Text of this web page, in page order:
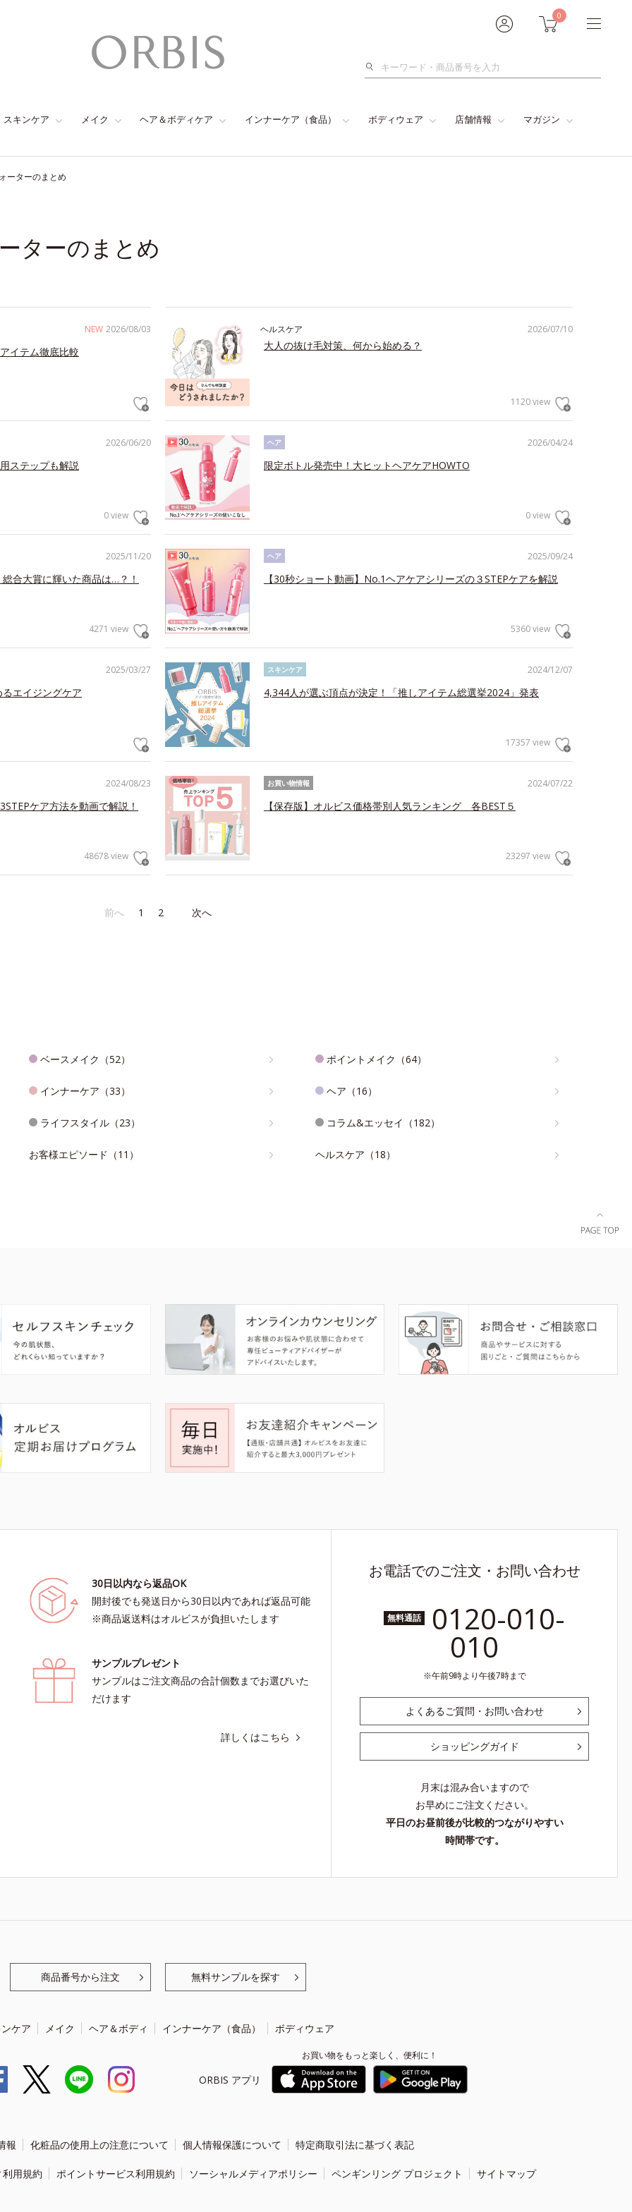
0
検
スキンケア メイク ヘア＆ボディケア インナーケア（食品） ボディウェア 店舗情報 マガジン
ーターのまとめ
ターのまとめ
NEW 2026/08/03
イテム徹底比較
2026/07/10
ヘルスケア
大人の抜け毛対策、何から始める？
1120 view
2026/06/20
ステップも解説
0 view
2026/04/24
ヘア
限定ボトル発売中！大ヒットヘアケアHOWTO
0 view
2025/11/20
合大賞に輝いた商品は…？！
4271 view
2025/09/24
ヘア
【30秒ショート動画】No.1ヘアケアシリーズの３STEPケアを解説
5360 view
2025/03/27
エイジングケア
2024/12/07
スキンケア
4,344人が選ぶ頂点が決定！「推しアイテム総選挙2024」発表
17357 view
2024/08/23
ケア方法を動画で解説！
48678 view
2024/07/22
お買い物情報
【保存版】オルビス価格帯別人気ランキング 各BEST５
23297 view
前へ 1 2 次へ
ベースメイク（52） ポイントメイク（64）
インナーケア（33） ヘア（16）
ライフスタイル（23） コラム&エッセイ（182）
お客様エピソード（11） ヘルスケア（18）
30日以内なら返品OK
開封後でも発送日から30日以内であれば返品可能
※商品返送料はオルビスが負担いたします
サンプルプレゼント
サンプルはご注文商品の合計個数までお選びいた
だけます
詳しくはこちら
お電話でのご注文・お問い合わせ
無料通話 0120-010-
010
午前9時より午後7時まで
よくあるご質問・お問い合わせ
ショッピングガイド
月末は混み合いますので
お早めにご注文ください。
平日のお昼前後が比較的つながりやすい
時間帯です。
商品番号から注文 無料サンプルを探す
ケア メイク ヘア＆ボディ インナーケア（食品） ボディウェア
ORBIS アプリ
お買い物をもっと楽しく、便利に！
報 化粧品の使用上の注意について 個人情報保護について 特定商取引法に基づく表記
用規約 ポイントサービス利用規約 ソーシャルメディアポリシー ペンギンリング プロジェクト サイトマップ